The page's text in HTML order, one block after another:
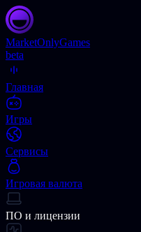
MarketOnlyGames
beta
Главная
Игры
Сервисы
Игровая валюта
ПО и лицензии